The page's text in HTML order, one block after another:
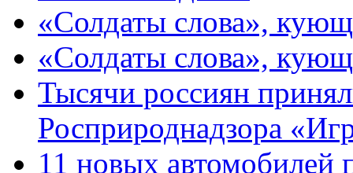
«Солдаты слова»,
«Солдаты слова»,
Тысячи россиян
Росприроднадзора
11 новых автомобилей